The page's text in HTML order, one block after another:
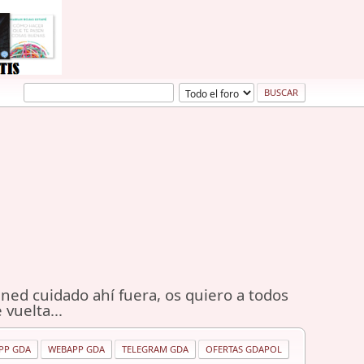
cuidado ahí fuera, os quiero a todos
vuelta...
GDA WEBAPP GDA TELEGRAM GDA OFERTAS GDAPOL